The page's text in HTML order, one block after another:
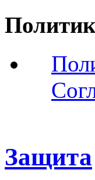
Защита